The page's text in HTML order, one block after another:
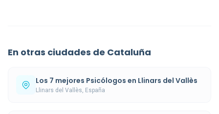
En otras ciudades de Cataluña
Los 7 mejores Psicólogos en Llinars del Vallès
Llinars del Vallès, España